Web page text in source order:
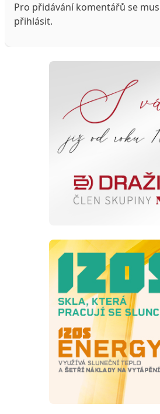
Pro přidávání komentářů se
přihlásit.